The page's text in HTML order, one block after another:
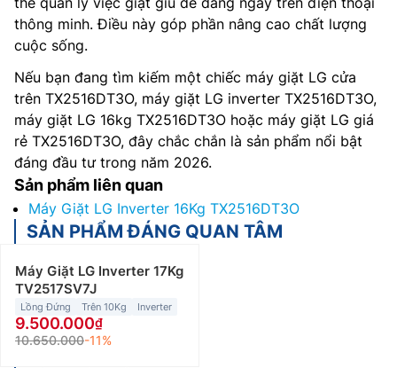
thông minh. Điều này góp phần nâng cao chất lượng
cuộc sống.
Nếu bạn đang tìm kiếm một chiếc máy giặt LG cửa
trên TX2516DT3O, máy giặt LG inverter TX2516DT3O,
máy giặt LG 16kg TX2516DT3O hoặc máy giặt LG giá
rẻ TX2516DT3O, đây chắc chắn là sản phẩm nổi bật
đáng đầu tư trong năm 2026.
Sản phẩm liên quan
Máy Giặt LG Inverter 16Kg TX2516DT3O
SẢN PHẨM ĐÁNG QUAN TÂM
Máy Giặt LG Inverter 17Kg
TV2517SV7J
Lồng Đứng Trên 10Kg Inverter
9.500.000
10.650.000-11%